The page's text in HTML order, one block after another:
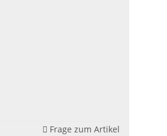
Frage zum Artikel